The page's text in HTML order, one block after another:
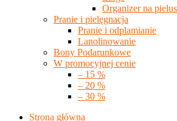
Organizer na
Pranie i pielęgnacja
Pranie i odplamianie
Lanolinowanie
Bony Podarunkowe
W promocyjnej cenie
– 15 %
– 20 %
– 30 %
Strona główna